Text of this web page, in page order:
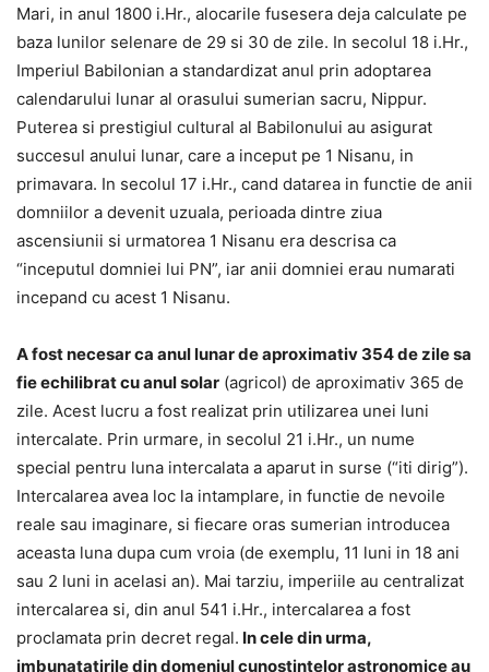
Mari, in anul 1800 i.Hr., alocarile fusesera deja calculate pe
baza lunilor selenare de 29 si 30 de zile. In secolul 18 i.Hr.,
Imperiul Babilonian a standardizat anul prin adoptarea
calendarului lunar al orasului sumerian sacru, Nippur.
Puterea si prestigiul cultural al Babilonului au asigurat
succesul anului lunar, care a inceput pe 1 Nisanu, in
primavara. In secolul 17 i.Hr., cand datarea in functie de anii
domniilor a devenit uzuala, perioada dintre ziua
ascensiunii si urmatorea 1 Nisanu era descrisa ca
“inceputul domniei lui PN”, iar anii domniei erau numarati
incepand cu acest 1 Nisanu.
A fost necesar ca anul lunar de aproximativ 354 de zile sa
fie echilibrat cu anul solar (agricol) de aproximativ 365 de
zile. Acest lucru a fost realizat prin utilizarea unei luni
intercalate. Prin urmare, in secolul 21 i.Hr., un nume
special pentru luna intercalata a aparut in surse (“iti dirig”).
Intercalarea avea loc la intamplare, in functie de nevoile
reale sau imaginare, si fiecare oras sumerian introducea
aceasta luna dupa cum vroia (de exemplu, 11 luni in 18 ani
sau 2 luni in acelasi an). Mai tarziu, imperiile au centralizat
intercalarea si, din anul 541 i.Hr., intercalarea a fost
proclamata prin decret regal. In cele din urma,
imbunatatirile din domeniul cunostintelor astronomice au